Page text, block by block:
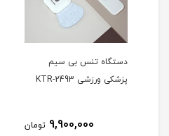
دستگاه تنس بی سیم
پزشکی ورزشی KTR-2493
9,900,000 تومان